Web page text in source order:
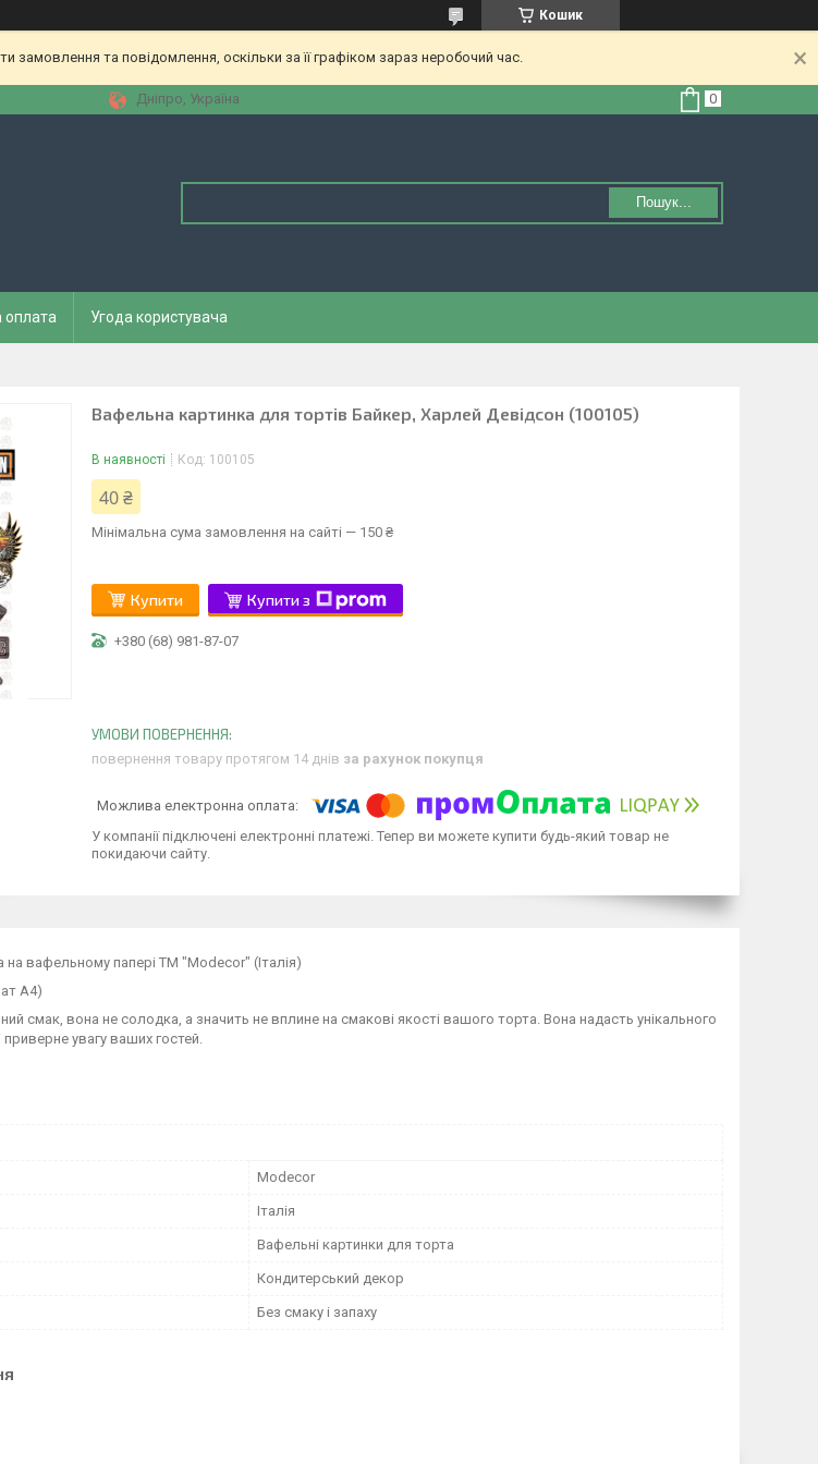
Кошик
та повідомлення, оскільки за її графіком зараз неробочий час.
Дніпро, Україна
Пошук...
оплата Угода користувача
Вафельна картинка для тортів Байкер, Харлей Девідсон (100105)
В наявності Код: 100105
40 ₴
Мінімальна сума замовлення на сайті — 150 ₴
Купити Купити з
+380 (68) 981-87-07
повернення товару протягом 14 днів за рахунок покупця
У компанії підключені електронні платежі. Тепер ви можете купити будь-який товар не
покидаючи сайту.
вафельному папері ТМ "Modecor" (Італія)
А4)
смак, вона не солодка, а значить не вплине на смакові якості вашого торта. Вона надасть унікального
увагу ваших гостей.
Modecor
Італія
Вафельні картинки для торта
Кондитерський декор
Без смаку і запаху